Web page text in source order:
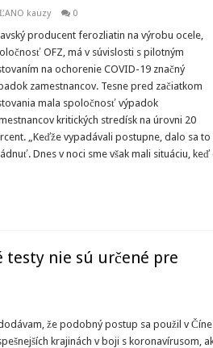
kauzy 0
producent ferozliatin na výrobu ocele,
OFZ, má v súvislosti s pilotným
na ochorenie COVID-19 značný
zamestnancov. Tesne pred začiatkom
mala spoločnosť výpadok
kritických stredísk na úrovni 20
„Keďže vypadávali postupne, dalo sa to
Dnes v noci sme však mali situáciu, keď
testy nie sú určené pre
že podobný postup sa použil v Číne
krajinách v boji s koronavírusom,